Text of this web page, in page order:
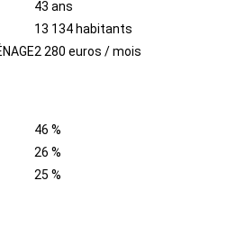
43 ans
13 134 habitants
2 280 euros / mois
46 %
26 %
25 %